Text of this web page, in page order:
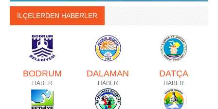
İLÇELERDEN HABERLER
BODRUM
HABER
DALAMAN
HABER
DATÇA
HABER